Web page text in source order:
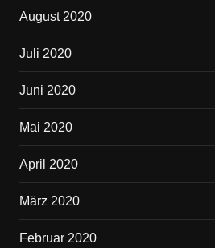
August 2020
Juli 2020
Juni 2020
Mai 2020
April 2020
März 2020
Februar 2020